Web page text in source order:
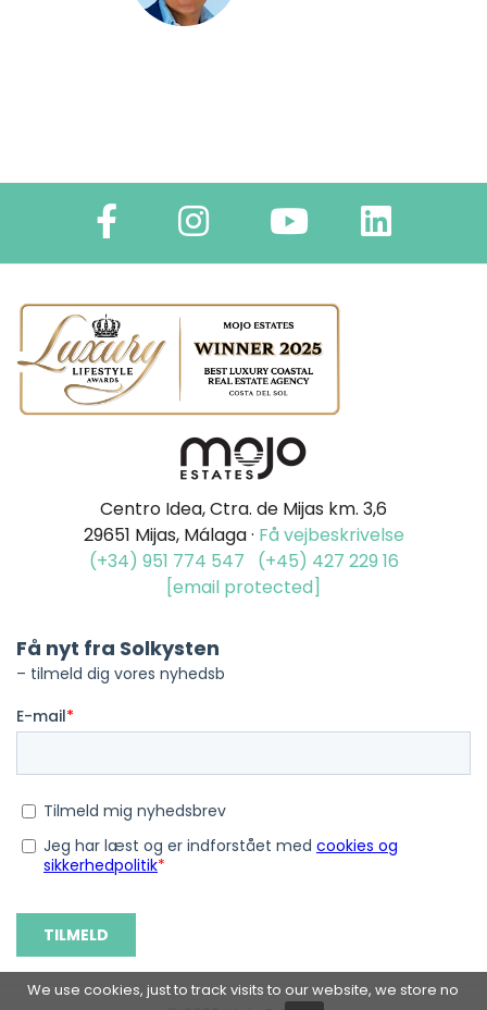
Centro Idea, Ctra. de Mijas km. 3,6
29651 Mijas, Málaga · Få vejbeskrivelse
(+34) 951 774 547
(+45) 427 229 16
[email protected]
We use cookies, just to track visits to our website, we store no